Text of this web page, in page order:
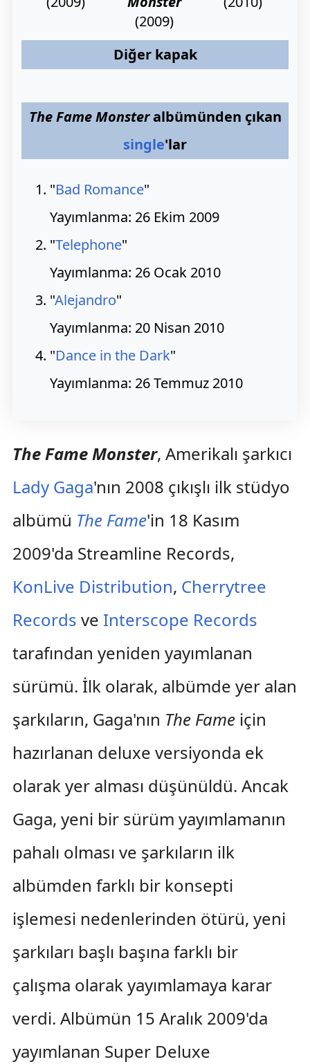
(2009)
Diğer kapak
The Fame Monsteralbümünden çıkan
single'lar
"Bad Romance"
Yayımlanma: 26 Ekim 2009
"Telephone"
Yayımlanma: 26 Ocak 2010
"Alejandro"
Yayımlanma: 20 Nisan 2010
"Dance in the Dark"
Yayımlanma: 26 Temmuz 2010
The Fame Monster, Amerikalı şarkıcı
Lady Gaga'nın 2008 çıkışlı ilk stüdyo
albümü The Fame'in 18 Kasım
2009'da Streamline Records,
KonLive Distribution, Cherrytree
Records ve Interscope Records
tarafından yeniden yayımlanan
sürümü. İlk olarak, albümde yer alan
şarkıların, Gaga'nın The Fameiçin
hazırlanan deluxe versiyonda ek
olarak yer alması düşünüldü. Ancak
Gaga, yeni bir sürüm yayımlamanın
pahalı olması ve şarkıların ilk
albümden farklı bir konsepti
işlemesi nedenlerinden ötürü, yeni
şarkıları başlı başına farklı bir
çalışma olarak yayımlamaya karar
verdi. Albümün 15 Aralık 2009'da
yayımlanan Super Deluxe